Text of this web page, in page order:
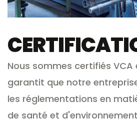
Nous sommes certifiés VCA
garantit que notre
les réglementations en
de santé et